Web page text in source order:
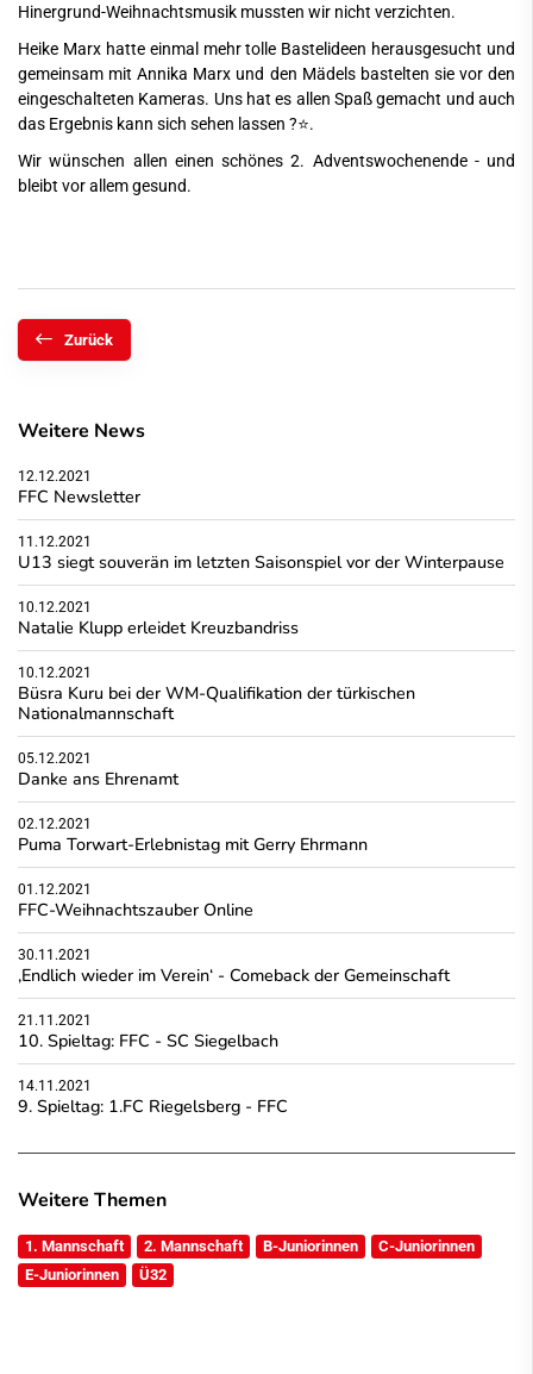
Hinergrund-Weihnachtsmusik mussten wir nicht verzichten.
Heike Marx hatte einmal mehr tolle Bastelideen herausgesucht und
gemeinsam mit Annika Marx und den Mädels bastelten sie vor den
eingeschalteten Kameras. Uns hat es allen Spaß gemacht und auch
das Ergebnis kann sich sehen lassen ?⭐.
Wir wünschen allen einen schönes 2. Adventswochenende - und
bleibt vor allem gesund.
Zurück
Weitere News
12.12.2021
FFC Newsletter
11.12.2021
U13 siegt souverän im letzten Saisonspiel vor der Winterpause
10.12.2021
Natalie Klupp erleidet Kreuzbandriss
10.12.2021
Büsra Kuru bei der WM-Qualifikation der türkischen
Nationalmannschaft
05.12.2021
Danke ans Ehrenamt
02.12.2021
Puma Torwart-Erlebnistag mit Gerry Ehrmann
01.12.2021
FFC-Weihnachtszauber Online
30.11.2021
‚Endlich wieder im Verein‘ - Comeback der Gemeinschaft
21.11.2021
10. Spieltag: FFC - SC Siegelbach
14.11.2021
9. Spieltag: 1.FC Riegelsberg - FFC
Weitere Themen
1. Mannschaft 2. Mannschaft B-Juniorinnen
C-Juniorinnen
E-Juniorinnen
Ü32